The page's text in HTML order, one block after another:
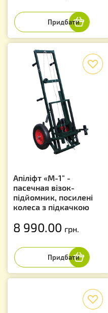
Апіліфт «М-1" -
пасечная візок-
підйомник, посилені
колеса з підкачкою
8 990.00 грн.